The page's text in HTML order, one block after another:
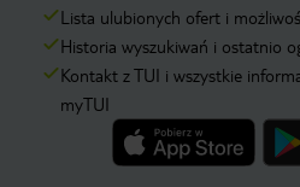
Lista ulubionych ofert i
Historia wyszukiwań i ostatnio
Kontakt z TUI i wszystkie
myTUI